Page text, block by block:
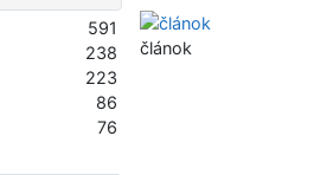
článok
591
238
223
86
76